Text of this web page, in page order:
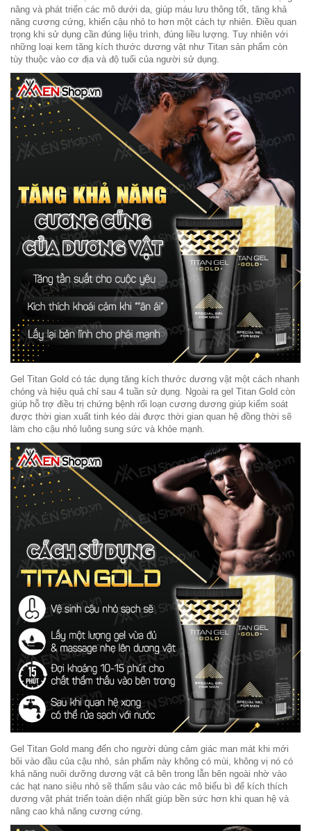
nâng và phát triển các mô dưới da, giúp máu lưu thông tốt, tăng khả
năng cương cứng, khiến cậu nhỏ to hơn một cách tự nhiên. Điều quan
trọng khi sử dụng cần đúng liệu trình, đúng liều lượng. Tuy nhiên với
những loại kem tăng kích thước dương vật như Titan sản phẩm còn
tùy thuộc vào cơ địa và độ tuổi của người sử dụng.
Gel Titan Gold có tác dụng tăng kích thước dương vật một cách nhanh
chóng và hiệu quả chỉ sau 4 tuần sử dụng. Ngoài ra gel Titan Gold còn
giúp hỗ trợ điều trị chứng bệnh rối loạn cương dương giúp kiểm soát
được thời gian xuất tinh kéo dài được thời gian quan hệ đồng thời sẽ
làm cho cậu nhỏ luông sung sức và khỏe mạnh.
Gel Titan Gold mang đến cho người dùng cảm giác man mát khi mới
bôi vào đầu của cậu nhỏ, sản phẩm này không có mùi, không vị nó có
khả năng nuôi dưỡng dương vật cả bên trong lẫn bên ngoài nhờ vào
các hạt nano siêu nhỏ sẽ thấm sâu vào các mô biểu bì để kích thích
dương vật phát triển toàn diện nhất giúp bền sức hơn khi quan hệ và
nâng cao khả năng cương cứng.